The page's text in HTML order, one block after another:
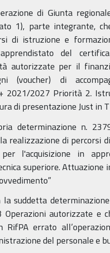
di Giunta regionale
1), parte integrante,
di istruzione e
del
autorizzate per il
(voucher) di
2021/2027 Priorità 2.
di presentazione Just in
n. 23793
realizzazione di percorsi
per l'acquisizione in
superiore. Attuazione
suddetta
autorizzate e
errato
del personale e